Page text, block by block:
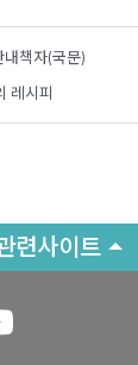
책자(국문)
레시피
련사이트
window
a new window